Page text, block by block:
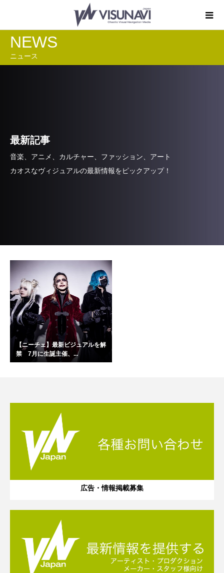
NEWS
ニュース
最新記事
音楽、アニメ、カルチャー、ファッション、アート
カオスなヴィジュアルの最新情報をピックアップ！
【ニーチェ】最新ビジュアルを解
禁 7月に生誕主催、...
広告・情報掲載募集